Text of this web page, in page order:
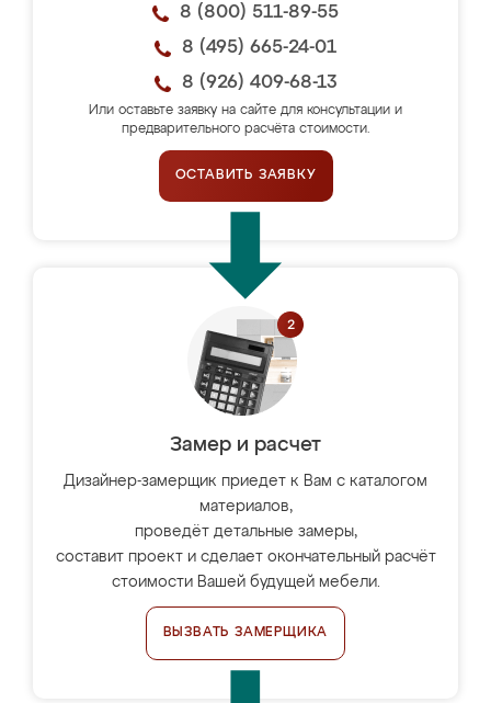
8 (800) 511-89-55
8 (495) 665-24-01
8 (926) 409-68-13
Или оставьте заявку на сайте для консультации и
предварительного расчёта стоимости.
ОСТАВИТЬ ЗАЯВКУ
Замер и расчет
Дизайнер-замерщик приедет к Вам с каталогом
материалов,
проведёт детальные замеры,
составит проект и сделает окончательный расчёт
стоимости Вашей будущей мебели.
ВЫЗВАТЬ ЗАМЕРЩИКА